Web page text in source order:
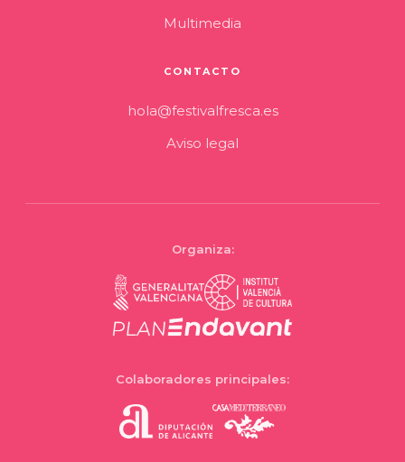
Multimedia
CONTACTO
hola@festivalfresca.es
Aviso legal
Organiza:
Colaboradores principales: